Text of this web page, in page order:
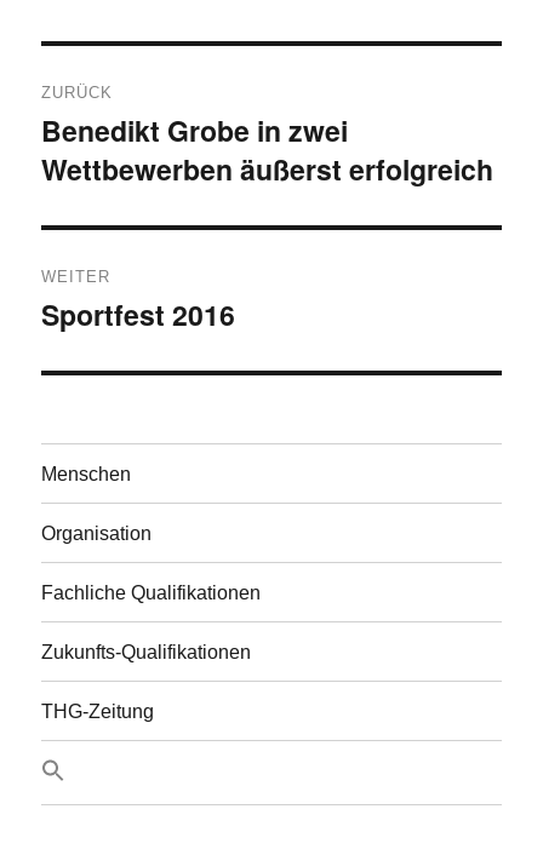
ZURÜCK
Vorheriger
Beitrag:
Benedikt Grobe in zwei
Wettbewerben äußerst erfolgreich
WEITER
Nächster
Sportfest 2016
Menschen
Organisation
Fachliche Qualifikationen
Zukunfts-Qualifikationen
THG-Zeitung